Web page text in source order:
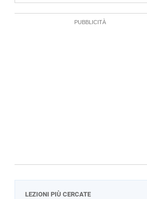
LEZIONI PIÙ CERCATE